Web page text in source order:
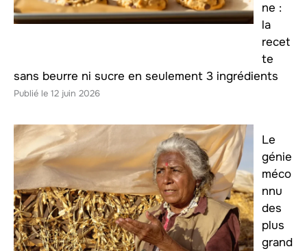
ne :
la
recet
te
sans beurre ni sucre en seulement 3 ingrédients
12 juin 2026
Le
génie
méco
nnu
des
plus
grand